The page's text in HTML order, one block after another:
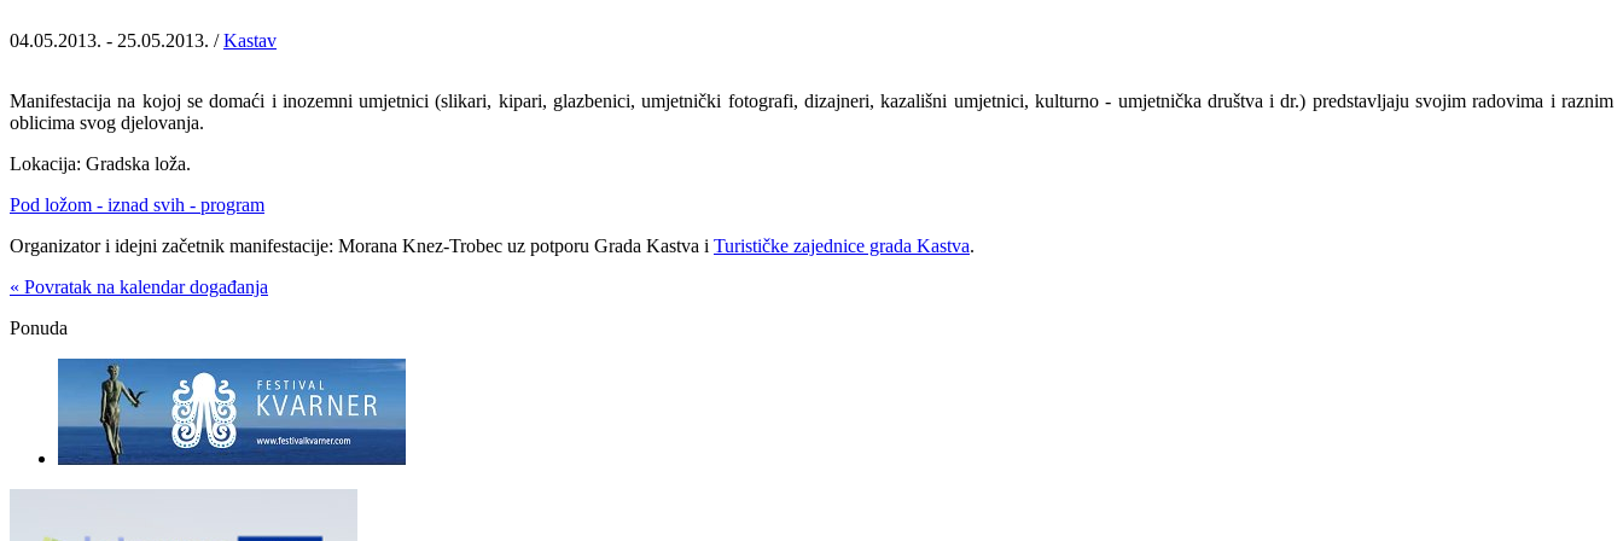
04.05.2013. - 25.05.2013. /Kastav
Manifestacija na kojoj se domaći i inozemni umjetnici (slikari, kipari, glazbenici, umjetnički fotografi, dizajneri, kazališni umjetnici, kulturno - umjetnička društva i dr.) predstavljaju svojim radovima i raznim
oblicima svog djelovanja.
Lokacija: Gradska loža.
Pod ložom - iznad svih - program
Organizator i idejni začetnik manifestacije: Morana Knez-Trobec uz potporu Grada Kastva i Turističke zajednice grada Kastva.
« Povratak na kalendar događanja
Ponuda